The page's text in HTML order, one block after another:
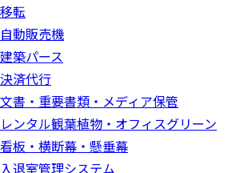
移転
自動販売機
建築パース
決済代行
文書・重要書類・メディア保管
レンタル観葉植物・オフィスグリーン
看板・横断幕・懸垂幕
入退室管理システム